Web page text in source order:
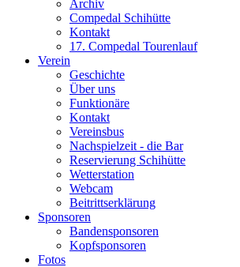
Archiv
Compedal Schihütte
Kontakt
17. Compedal Tourenlauf
Verein
Geschichte
Über uns
Funktionäre
Kontakt
Vereinsbus
Nachspielzeit - die Bar
Reservierung Schihütte
Wetterstation
Webcam
Beitrittserklärung
Sponsoren
Bandensponsoren
Kopfsponsoren
Fotos